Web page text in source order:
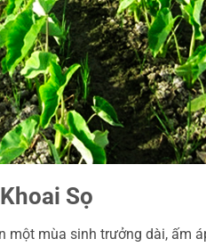
Sọ
một mùa sinh trưởng dài, ấm